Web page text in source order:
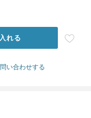
れる
い合わせする